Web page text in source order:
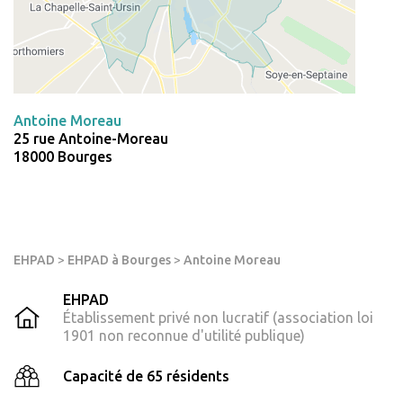
EHPAD > EHPAD à Bourges > Antoine Moreau
EHPAD
Établissement privé non lucratif (association loi
1901 non reconnue d'utilité publique)
Capacité de 65 résidents
Antoine Moreau
25 rue Antoine-Moreau
18000 Bourges